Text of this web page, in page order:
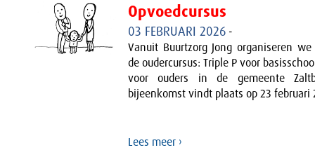
Opvoedcursus
03 FEBRUARI 2026-
Vanuit Buurtzorg Jong organiseren
de oudercursus: Triple P voor
voor ouders in de gemeente
bijeenkomst vindt plaats op 23 februari
Lees meer ›